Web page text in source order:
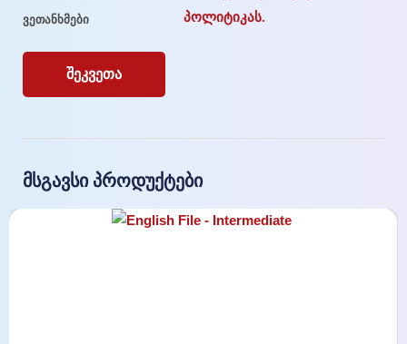
ვეთანხმები
პოლიტიკას.
მსგავსი პროდუქტები